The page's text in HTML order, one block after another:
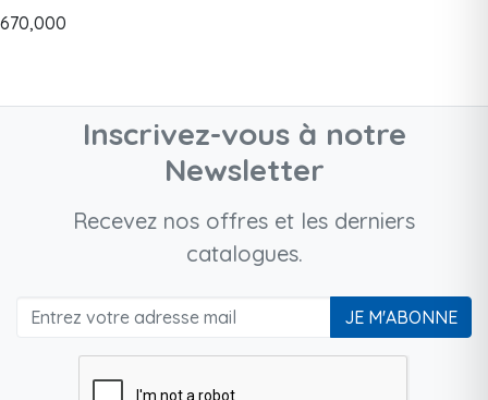
670,000
Inscrivez-vous à notre
Newsletter
Recevez nos offres et les derniers
catalogues.
JE M'ABONNE